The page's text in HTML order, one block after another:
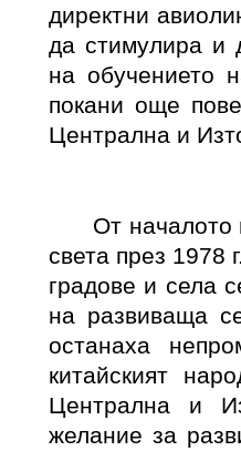
директни
да стимулира и
на обучението
покани още
Централна и
От началото
света през 1978
градове и села
на развиваща
останаха
китайският
Централна и
желание за